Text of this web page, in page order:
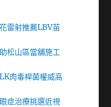
雷射推薦LBV苗
松山區當舖施工
肉毒桿菌權威高
症治療挑選近視